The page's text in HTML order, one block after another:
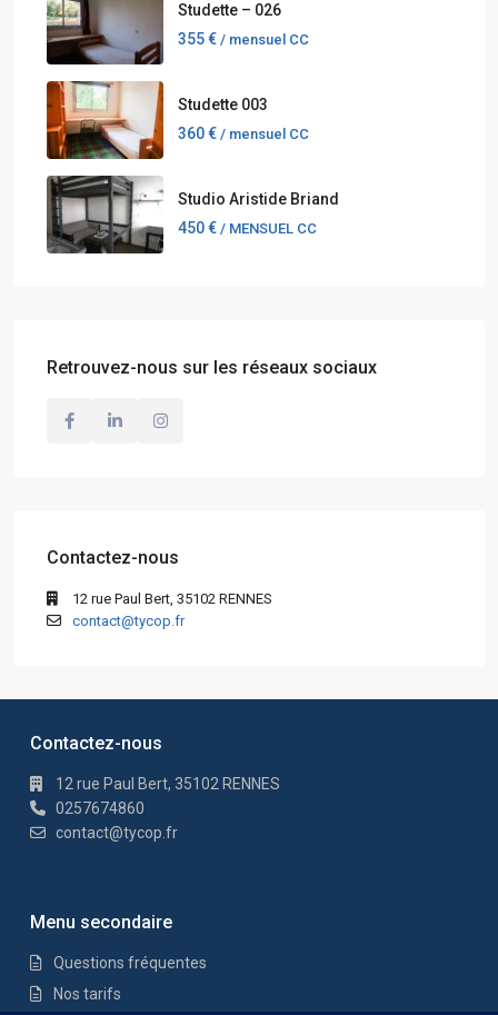
Studette – 026
355 € / mensuel CC
Studette 003
360 € / mensuel CC
Studio Aristide Briand
450 € / MENSUEL CC
Retrouvez-nous sur les réseaux sociaux
Contactez-nous
12 rue Paul Bert, 35102 RENNES
contact@tycop.fr
Contactez-nous
12 rue Paul Bert, 35102 RENNES
0257674860
contact@tycop.fr
Menu secondaire
Questions fréquentes
Nos tarifs